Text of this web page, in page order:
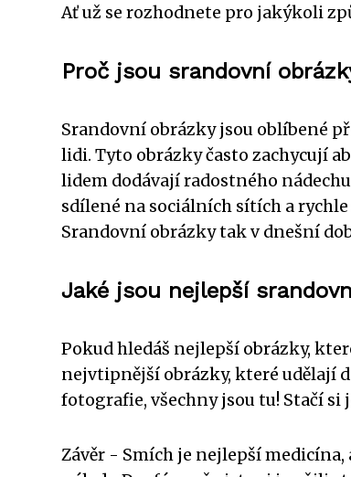
Ať už se rozhodnete pro jakýkoli
Proč jsou srandovní
Srandovní obrázky jsou oblíbené
lidi. Tyto obrázky často zachycují
lidem dodávají radostného
sdílené na sociálních sítích a
Srandovní obrázky tak v dnešní
Jaké jsou nejlepší
Pokud hledáš nejlepší obrázky,
nejvtipnější obrázky, které udělají
fotografie, všechny jsou tu! Stačí si
Závěr - Smích je nejlepší